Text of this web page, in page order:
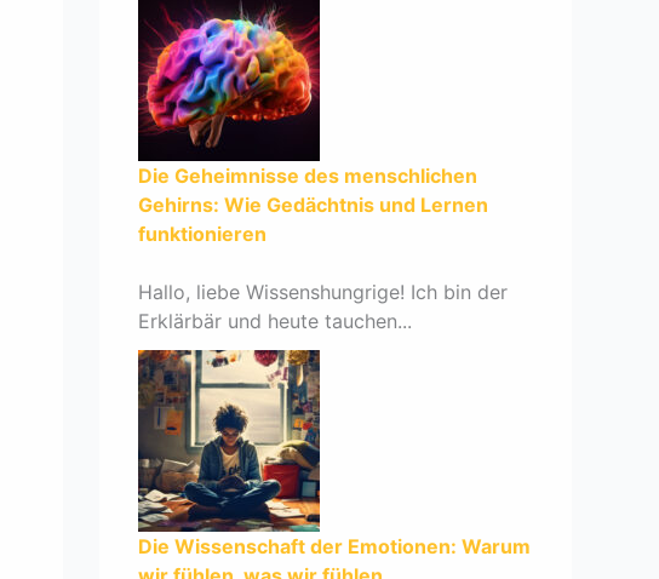
Die Geheimnisse des menschlichen
Gehirns: Wie Gedächtnis und Lernen
funktionieren
Hallo, liebe Wissenshungrige! Ich bin der
Erklärbär und heute tauchen...
Die Wissenschaft der Emotionen: Warum